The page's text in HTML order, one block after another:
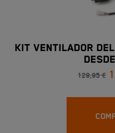
KIT VENTILADOR
129,95 €